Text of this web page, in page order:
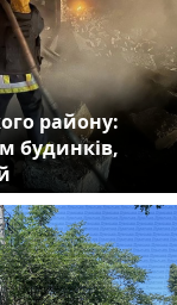
району:
будинків,